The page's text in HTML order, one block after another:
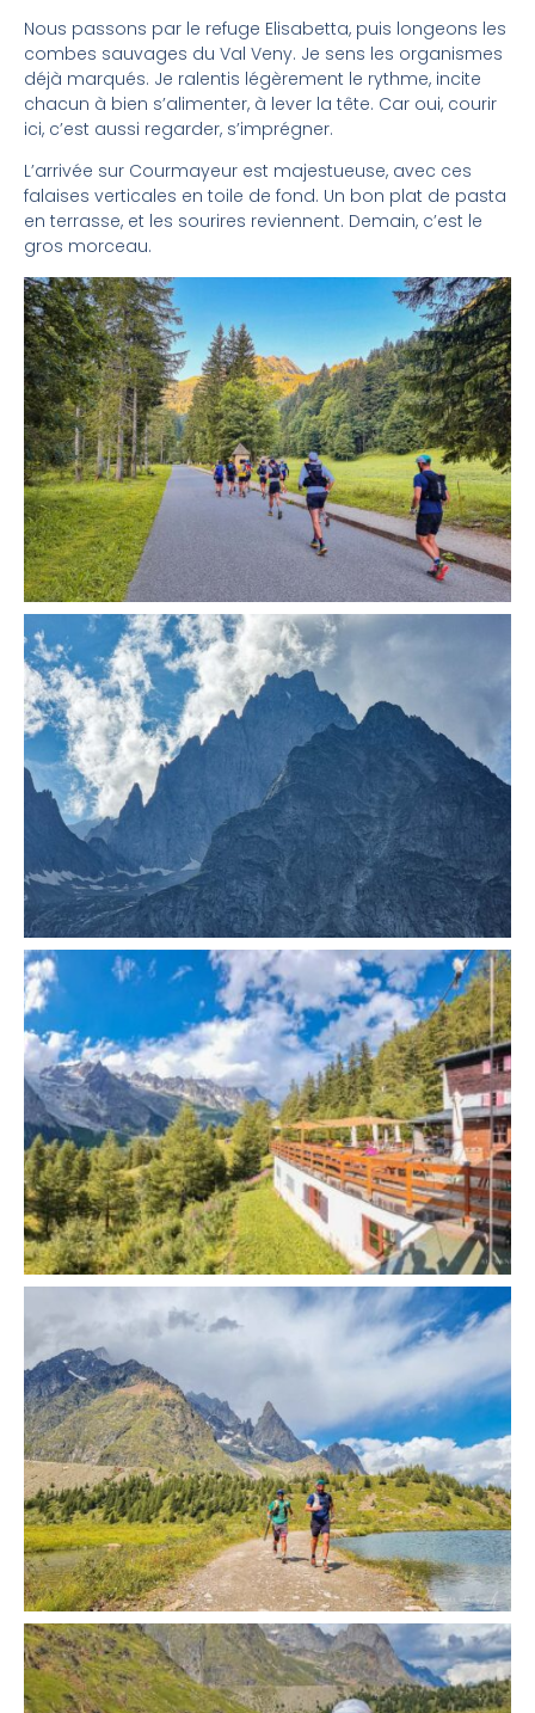
Nous passons par le refuge Elisabetta, puis longeons les
combes sauvages du Val Veny. Je sens les organismes
déjà marqués. Je ralentis légèrement le rythme, incite
chacun à bien s’alimenter, à lever la tête. Car oui, courir
ici, c’est aussi regarder, s’imprégner.
L’arrivée sur Courmayeur est majestueuse, avec ces
falaises verticales en toile de fond. Un bon plat de pasta
en terrasse, et les sourires reviennent. Demain, c’est le
gros morceau.